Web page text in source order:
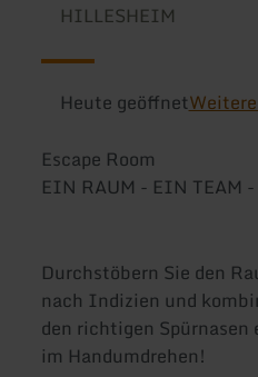
HILLESHEIM
Heute geöffnet
Escape Room
EIN RAUM - EIN TEAM
Durchstöbern Sie den
nach Indizien und
den richtigen
im Handumdrehen!